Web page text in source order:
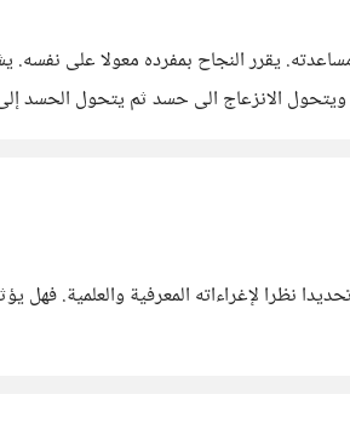
يقرر النجاح بمفرده معولا على
الانزعاج الى حسد ثم يتحول الحسد
نظرا لإغراءاته المعرفية والعلمية. فهل